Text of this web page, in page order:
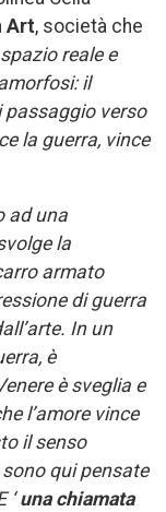
Art, società che
reale e
il
passaggio verso
la guerra, vince
ad una
la
armato
di guerra
In un
è
è sveglia e
l’amore vince
il senso
sono qui pensate
‘una chiamata